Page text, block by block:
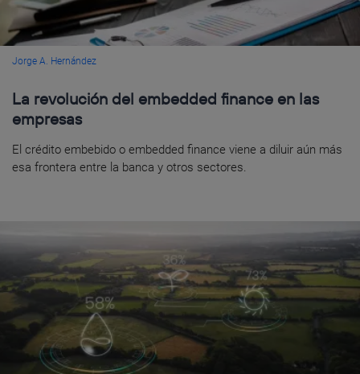
Jorge A. Hernández
La revolución del embedded finance en las
empresas
El crédito embebido o embedded finance viene a diluir aún más
esa frontera entre la banca y otros sectores.